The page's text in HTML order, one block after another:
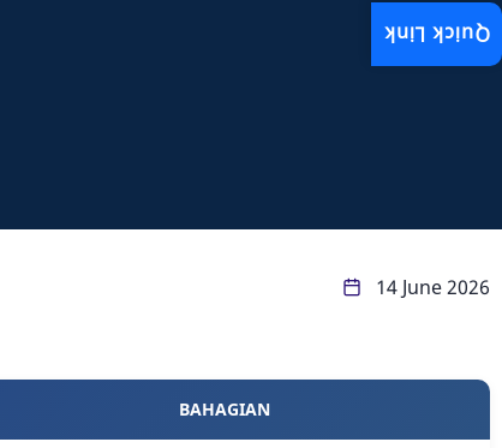
14 June 2026
BAHAGIAN
Quick Link